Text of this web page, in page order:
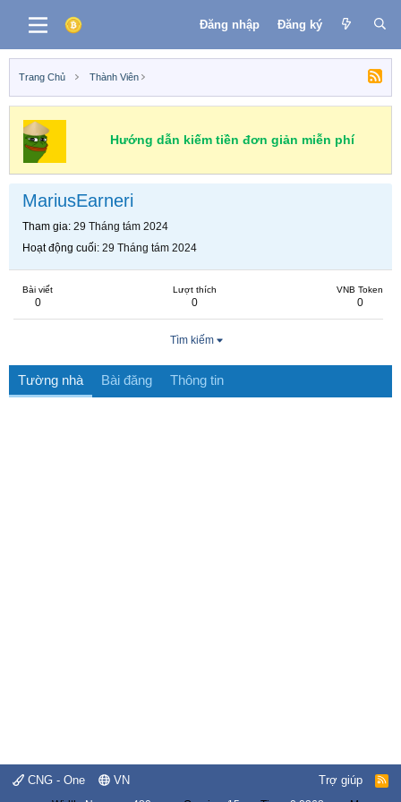
Đăng nhập Đăng ký
Trang Chủ Thành Viên
Hướng dẫn kiếm tiền đơn giản miễn phí
MariusEarneri
Tham gia 29 Tháng tám 2024
Hoạt động cuối 29 Tháng tám 2024
Bài viết
0
Lượt thích
0
VNB Token
0
Tìm kiếm
Tường nhà Bài đăng Thông tin
CNG - One VN Trợ giúp
R